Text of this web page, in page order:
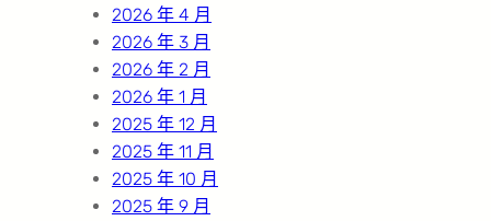
2026 年 4 月
2026 年 3 月
2026 年 2 月
2026 年 1 月
2025 年 12 月
2025 年 11 月
2025 年 10 月
2025 年 9 月